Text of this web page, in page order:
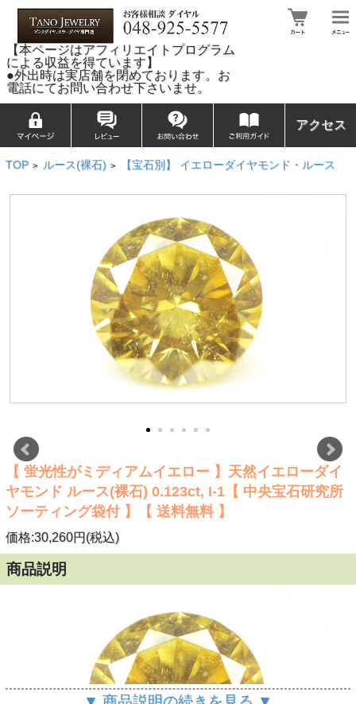
【本ページはアフィリエイトプログラム
による収益を得ています】
●外出時は実店舗を閉めております。お
電話にてお問い合わせ下さいませ。
アクセス
TOP > ルース(裸石) > 【宝石別】 イエローダイヤモンド・ルース
【 蛍光性がミディアムイエロー 】天然イエローダイ
ヤモンド ルース(裸石) 0.123ct, I-1【 中央宝石研究所
ソーティング袋付 】【 送料無料 】
価格:30,260円(税込)
商品説明